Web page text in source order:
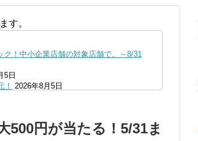
す。
！中小企業店舗の対象店舗で。～8/31
5日
！ 2026年8月5日
ント最大10％還元！さらにVカードクーポ
円が当たる！5/31ま